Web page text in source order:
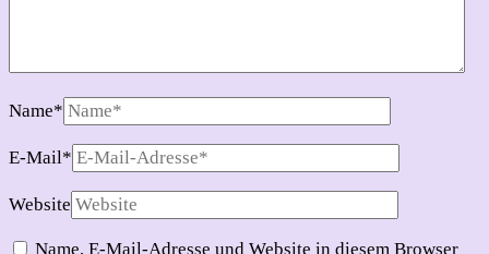
Name*
E-Mail*
Website
Name, E-Mail-Adresse und Website in diesem Browser